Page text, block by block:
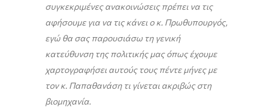
συγκεκριμένες ανακοινώσεις πρέπει να τις
αφήσουμε για να τις κάνει ο κ. Πρωθυπουργός,
εγώ θα σας παρουσιάσω τη γενική
κατεύθυνση της πολιτικής μας όπως έχουμε
χαρτογραφήσει αυτούς τους πέντε μήνες με
τον κ. Παπαθανάση τι γίνεται ακριβώς στη
βιομηχανία.